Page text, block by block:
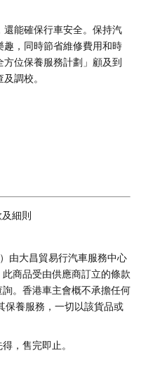
能確保行車安全。保持汽
，同時節省維修費用和時
位保養服務計劃」顧及到
調校。
細則
由大昌貿易行汽車服務中心
商品受由供應商訂立的條款
。香港車主會概不承擔任何
保養服務，一切以該貨品或
，售完即止。